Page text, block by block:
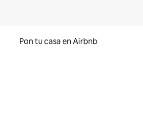
Pon tu casa en Airbnb